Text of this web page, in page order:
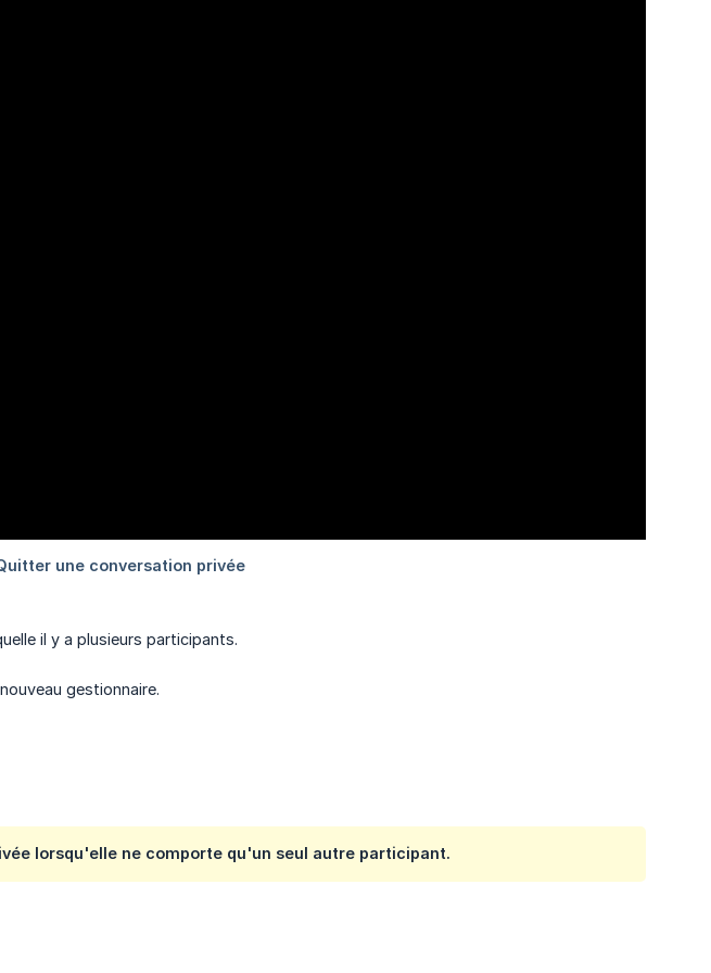
il y a plusieurs participants.
gestionnaire.
lorsqu'elle ne comporte qu'un seul autre participant.